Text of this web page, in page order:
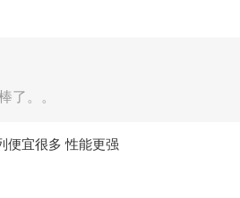
了。。
便宜很多 性能更强